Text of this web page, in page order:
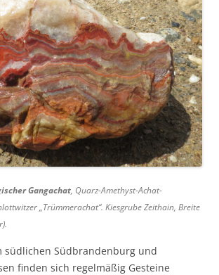
Gangachat, Quarz-Amethyst-Achat-
„Trümmerachat“. Kiesgrube Zeithain, Breite
südlichen Südbrandenburg und
finden sich regelmäßig Gesteine